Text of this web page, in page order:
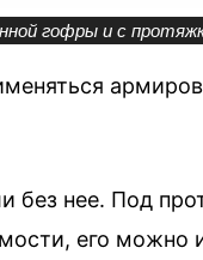
гофры и с
нее. Под
его можно